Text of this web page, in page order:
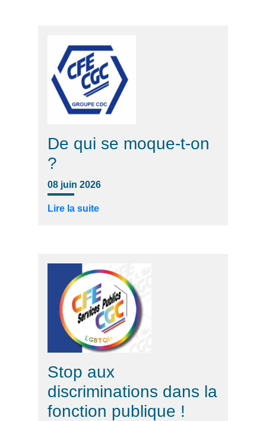
De qui se moque-t-on
?
08 juin 2026
Lire la suite
Stop aux
discriminations dans la
fonction publique !